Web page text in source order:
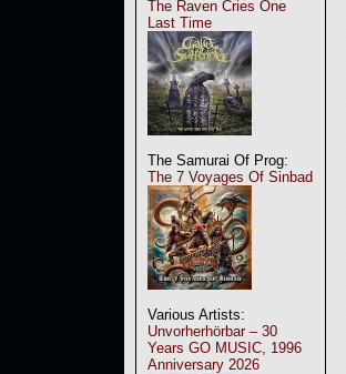
The Raven Cries One
Last Time
The Samurai Of Prog:
The 7 Voyages Of Sinbad
Various Artists:
Unvorherhörbar – 30
Years GO MUSIC, 1996
Anniversary 2026